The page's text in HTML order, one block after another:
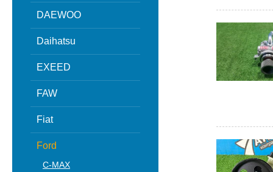
DAEWOO
Daihatsu
EXEED
FAW
Fiat
Ford
C-MAX